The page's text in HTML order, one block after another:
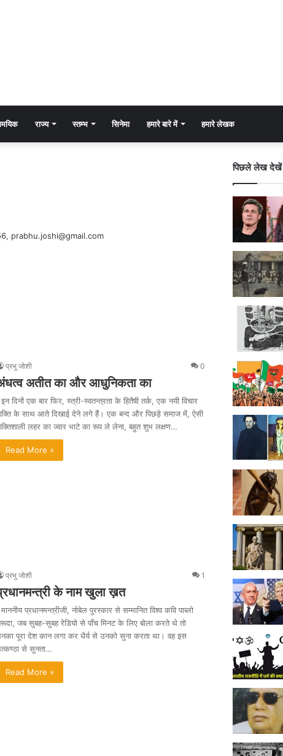
राज्य स्तम्भ सिनेमा हमारे बारे में हमारे लेखक
prabhu.joshi@gmail.com
प्रभु जोशी 0
अतीत का और आधुनिकता का
इन दिनों एक बार फिर, स्त्री-स्वतन्त्रता के हितैषी तर्क, एक नयी विचार
के साथ आते दिखाई देने लगे हैं। एक बन्द और पिछड़े समाज में, ऐसी
लहर का ज्वार भाटे का रूप ले लेना, बहुत शुभ लक्षण…
Read More »
प्रभु जोशी 1
के नाम खुला ख़त
माननीय प्रधानमन्त्रीजी, नोबेल पुरस्कार से सम्मानित विश्व कवि पाब्लो
जब सुबह-सुबह रेडियो से पाँच मिनट के लिए बोला करते थे तो
पूरा देश कान लगा कर धैर्य से उनको सुना करता था। वह इस
से सुनता…
Read More »
पिछले लेख देखें